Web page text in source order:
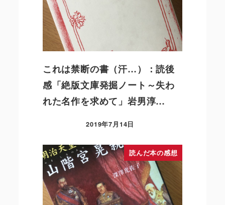
これは禁断の書（汗…）：読後
感「絶版文庫発掘ノート～失わ
れた名作を求めて」岩男淳…
2019年7月14日
読んだ本の感想